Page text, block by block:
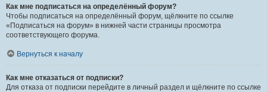
Как мне подписаться на определённый форум?
Чтобы подписаться на определённый форум, щёлкните по ссылке
«Подписаться на форум» в нижней части страницы просмотра
соответствующего форума.
Вернуться к началу
Как мне отказаться от подписки?
Для отказа от подписки перейдите в личный раздел и щёлкните по ссылке